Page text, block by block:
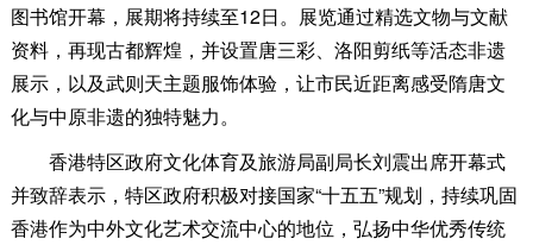
图书馆开幕，展期将持续至12日。展览通过精选文物与文献
资料，再现古都辉煌，并设置唐三彩、洛阳剪纸等活态非遗
展示，以及武则天主题服饰体验，让市民近距离感受隋唐文
化与中原非遗的独特魅力。
香港特区政府文化体育及旅游局副局长刘震出席开幕式
并致辞表示，特区政府积极对接国家“十五五”规划，持续巩固
香港作为中外文化艺术交流中心的地位，弘扬中华优秀传统